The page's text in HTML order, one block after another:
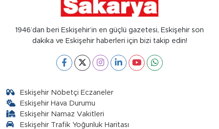
1946’dan beri Eskişehir’in en güçlü gazetesi, Eskişehir son
dakika ve Eskişehir haberleri için bizi takip edin!
Eskişehir Nöbetçi Eczaneler
Eskişehir Hava Durumu
Eskişehir Namaz Vakitleri
Eskişehir Trafik Yoğunluk Haritası